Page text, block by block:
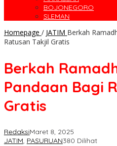
BOJONEGORO
SLEMAN
Homepage / JATIM Berkah
Ratusan Takjil Gratis
Berkah
Pandaan Bagi
Gratis
RedaksiMaret 8, 2025
JATIM, PASURUAN380 Dilihat